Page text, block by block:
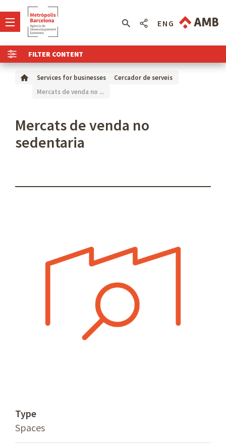
FILTER CONTENT
ENG
Services for businesses
Cercador de serveis
Mercats de venda no ...
Mercats de venda no
sedentaria
Type
Spaces